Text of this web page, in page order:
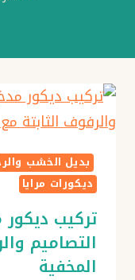
بديل الخشب
ديكورات مرايا
تركيب
التصاميم
المخفية